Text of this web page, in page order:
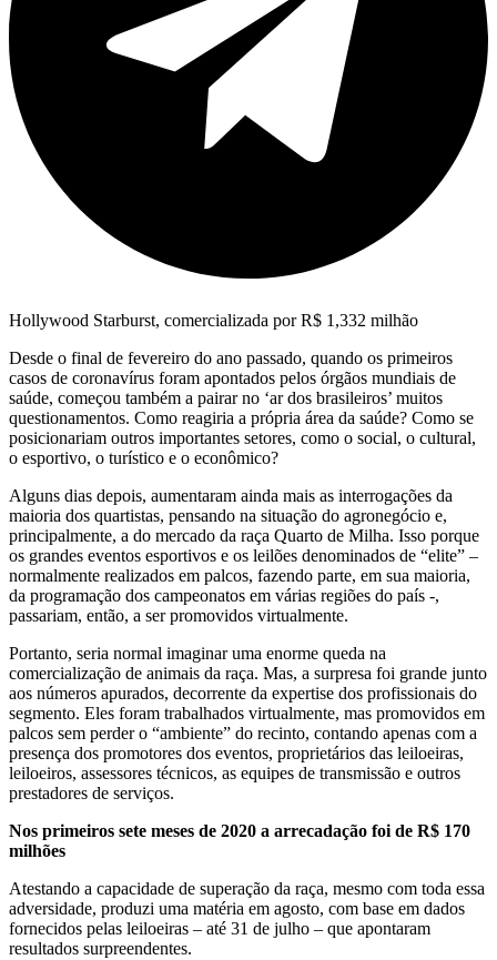
Hollywood Starburst, comercializada por R$ 1,332 milhão
Desde o final de fevereiro do ano passado, quando os primeiros
casos de coronavírus foram apontados pelos órgãos mundiais de
saúde, começou também a pairar no ‘ar dos brasileiros’ muitos
questionamentos. Como reagiria a própria área da saúde? Como se
posicionariam outros importantes setores, como o social, o cultural,
o esportivo, o turístico e o econômico?
Alguns dias depois, aumentaram ainda mais as interrogações da
maioria dos quartistas, pensando na situação do agronegócio e,
principalmente, a do mercado da raça Quarto de Milha. Isso porque
os grandes eventos esportivos e os leilões denominados de “elite” –
normalmente realizados em palcos, fazendo parte, em sua maioria,
da programação dos campeonatos em várias regiões do país -,
passariam, então, a ser promovidos virtualmente.
Portanto, seria normal imaginar uma enorme queda na
comercialização de animais da raça. Mas, a surpresa foi grande junto
aos números apurados, decorrente da expertise dos profissionais do
segmento. Eles foram trabalhados virtualmente, mas promovidos em
palcos sem perder o “ambiente” do recinto, contando apenas com a
presença dos promotores dos eventos, proprietários das leiloeiras,
leiloeiros, assessores técnicos, as equipes de transmissão e outros
prestadores de serviços.
Nos primeiros sete meses de 2020 a arrecadação foi de R$ 170
milhões
Atestando a capacidade de superação da raça, mesmo com toda essa
adversidade, produzi uma matéria em agosto, com base em dados
fornecidos pelas leiloeiras – até 31 de julho – que apontaram
resultados surpreendentes.